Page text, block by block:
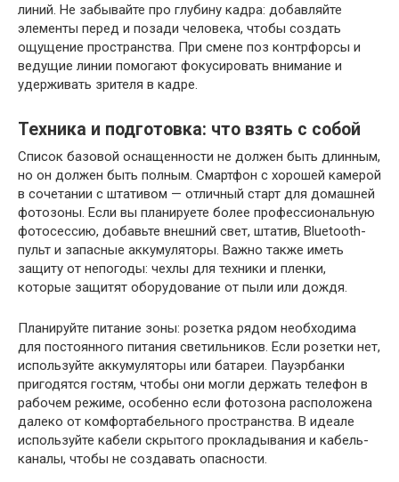
линий. Не забывайте про глубину кадра: добавляйте
элементы перед и позади человека, чтобы создать
ощущение пространства. При смене поз контрфорсы и
ведущие линии помогают фокусировать внимание и
удерживать зрителя в кадре.
Техника и подготовка: что взять с собой
Список базовой оснащенности не должен быть длинным,
но он должен быть полным. Смартфон с хорошей камерой
в сочетании с штативом — отличный старт для домашней
фотозоны. Если вы планируете более профессиональную
фотосессию, добавьте внешний свет, штатив, Bluetooth-
пульт и запасные аккумуляторы. Важно также иметь
защиту от непогоды: чехлы для техники и пленки,
которые защитят оборудование от пыли или дождя.
Планируйте питание зоны: розетка рядом необходима
для постоянного питания светильников. Если розетки нет,
используйте аккумуляторы или батареи. Пауэрбанки
пригодятся гостям, чтобы они могли держать телефон в
рабочем режиме, особенно если фотозона расположена
далеко от комфортабельного пространства. В идеале
используйте кабели скрытого прокладывания и кабель-
каналы, чтобы не создавать опасности.